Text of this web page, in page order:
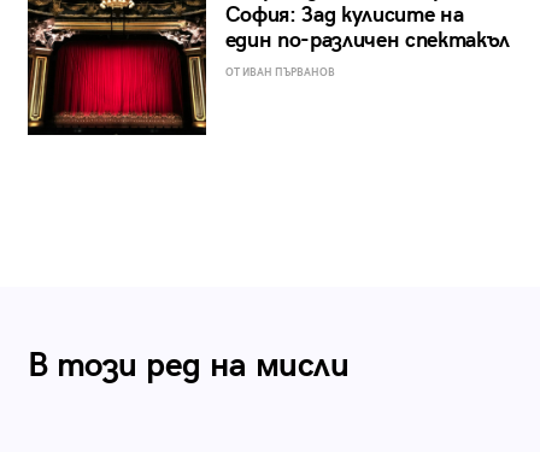
София: Зад кулисите на
един по-различен спектакъл
ОТ ИВАН ПЪРВАНОВ
В този ред на мисли